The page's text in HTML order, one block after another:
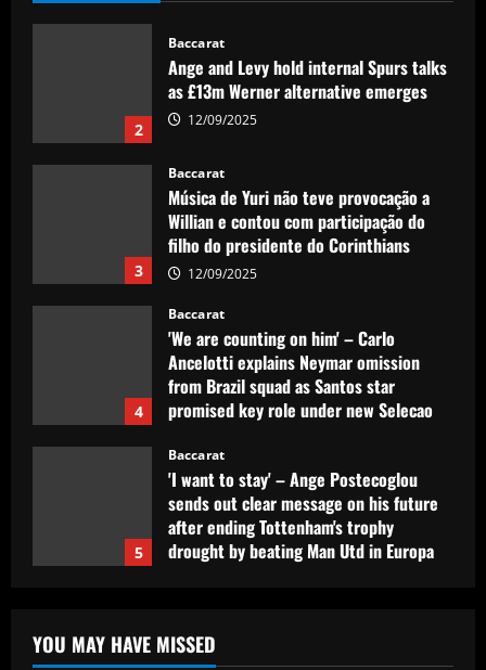
2
Baccarat
Ange and Levy hold internal Spurs talks
as £13m Werner alternative emerges
12/09/2025
3
Baccarat
Música de Yuri não teve provocação a
Willian e contou com participação do
filho do presidente do Corinthians
12/09/2025
4
Baccarat
'We are counting on him' – Carlo
Ancelotti explains Neymar omission
from Brazil squad as Santos star
promised key role under new Selecao
12/09/2025
5
Baccarat
'I want to stay' – Ange Postecoglou
sends out clear message on his future
after ending Tottenham's trophy
drought by beating Man Utd in Europa
Leeds plotting bid to sign 23-goal star
who’d thrive with Summerville
YOU MAY HAVE MISSED